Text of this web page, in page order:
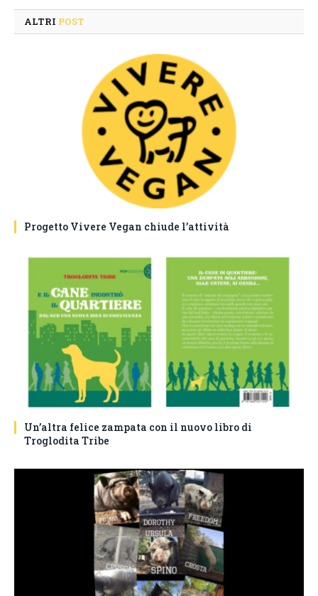
ALTRI POST
Progetto Vivere Vegan chiude l’attività
Un’altra felice zampata con il nuovo libro di
Troglodita Tribe